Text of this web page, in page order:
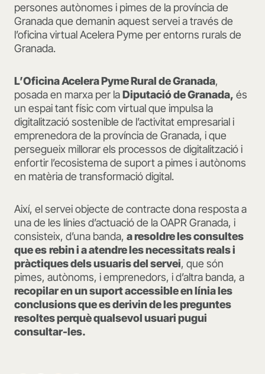
persones autònomes i pimes de la província de
Granada que demanin aquest servei a través de
l’oficina virtual Acelera Pyme per entorns rurals de
Granada.
L’Oficina Acelera Pyme Rural de Granada,
posada en marxa per laDiputació de Granada, és
un espai tant físic com virtual que impulsa la
digitalització sostenible de l’activitat empresarial i
emprenedora de la província de Granada, i que
persegueix millorar els processos de digitalització i
enfortir l’ecosistema de suport a pimes i autònoms
en matèria de transformació digital.
Així, el servei objecte de contracte dona resposta a
una de les línies d’actuació de la OAPR Granada, i
consisteix, d’una banda, a resoldre les consultes
que esrebin i a atendre les necessitats reals i
pràctiques dels usuaris del servei, que són
pimes, autònoms, i emprenedors, i d’altra banda, a
recopilar en un suport accessible en línia les
conclusions que es derivin de les preguntes
resoltes perquè qualsevol usuari pugui
consultar-les.